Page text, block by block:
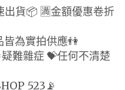
貨📦 🈵金額優惠卷折
為實拍供應👫
難雜症 💝任何不清楚